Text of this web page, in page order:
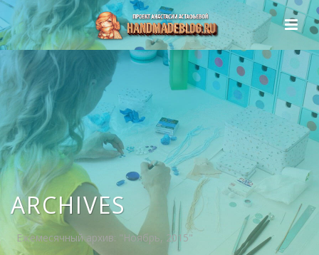
ARCHIVES
Ежемесячный архив: "Ноябрь, 2015"